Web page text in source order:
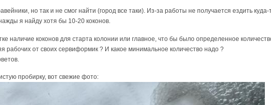
но так и не смог найти (город все таки). Из-за работы не получается ездить
я найду хотя бы 10-20 коконов.
наличие коконов для старта колонии или главное, что бы было определенное
рабочих от своих сервиформик ? И какое минимальное количество надо ?
пробирку, вот свежие фото: